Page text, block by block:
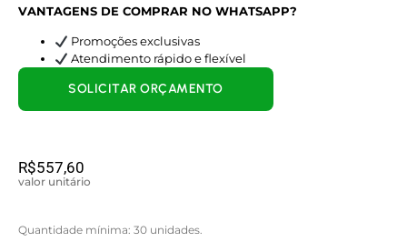
VANTAGENS DE COMPRAR NO WHATSAPP?
Promoções exclusivas
Atendimento rápido e flexível
R$557,60
valor unitário
Quantidade mínima: 30 unidades.
SOLICITAR ORÇAMENTO